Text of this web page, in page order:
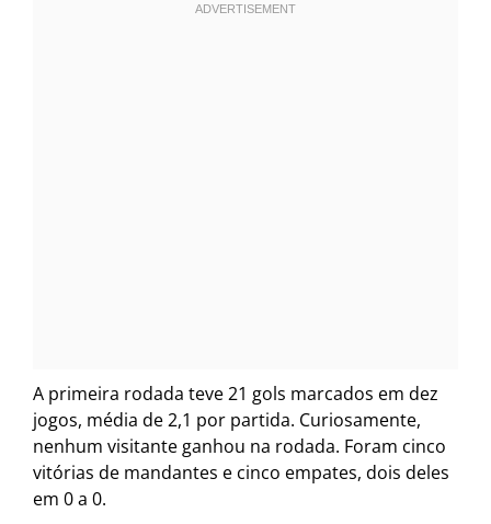
A primeira rodada teve 21 gols marcados em dez
jogos, média de 2,1 por partida. Curiosamente,
nenhum visitante ganhou na rodada. Foram cinco
vitórias de mandantes e cinco empates, dois deles
em 0 a 0.